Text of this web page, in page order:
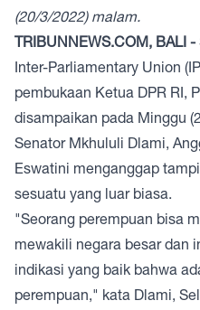
(20/3/2022) malam.
TRIBUNNEWS.COM, BALI -
Inter-Parliamentary Union
pembukaan Ketua DPR RI,
disampaikan pada Minggu
Senator Mkhululi Dlami,
Eswatini menganggap
sesuatu yang luar biasa.
"Seorang perempuan bisa
mewakili negara besar dan
indikasi yang baik bahwa
perempuan," kata Dlami,